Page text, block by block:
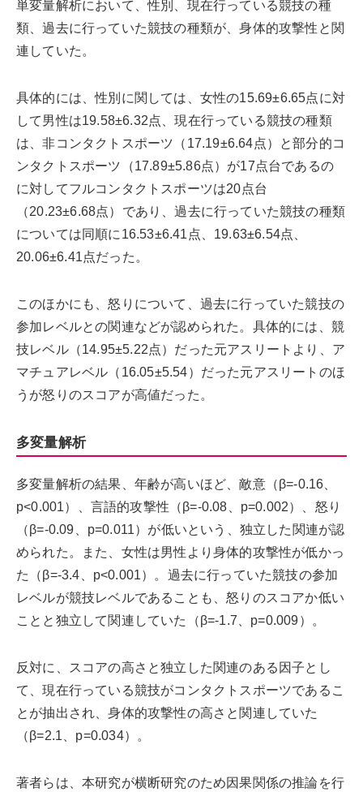
単変量解析において、性別、現在行っている競技の種
類、過去に行っていた競技の種類が、身体的攻撃性と関
連していた。
具体的には、性別に関しては、女性の15.69±6.65点に対
して男性は19.58±6.32点、現在行っている競技の種類
は、非コンタクトスポーツ（17.19±6.64点）と部分的コ
ンタクトスポーツ（17.89±5.86点）が17点台であるの
に対してフルコンタクトスポーツは20点台
（20.23±6.68点）であり、過去に行っていた競技の種類
については同順に16.53±6.41点、19.63±6.54点、
20.06±6.41点だった。
このほかにも、怒りについて、過去に行っていた競技の
参加レベルとの関連などが認められた。具体的には、競
技レベル（14.95±5.22点）だった元アスリートより、ア
マチュアレベル（16.05±5.54）だった元アスリートのほ
うが怒りのスコアが高値だった。
多変量解析
多変量解析の結果、年齢が高いほど、敵意（β=-0.16、
p<0.001）、言語的攻撃性（β=-0.08、p=0.002）、怒り
（β=-0.09、p=0.011）が低いという、独立した関連が認
められた。また、女性は男性より身体的攻撃性が低かっ
た（β=-3.4、p<0.001）。過去に行っていた競技の参加
レベルが競技レベルであることも、怒りのスコアか低い
ことと独立して関連していた（β=-1.7、p=0.009）。
反対に、スコアの高さと独立した関連のある因子とし
て、現在行っている競技がコンタクトスポーツであるこ
とが抽出され、身体的攻撃性の高さと関連していた
（β=2.1、p=0.034）。
著者らは、本研究が横断研究のため因果関係の推論を行